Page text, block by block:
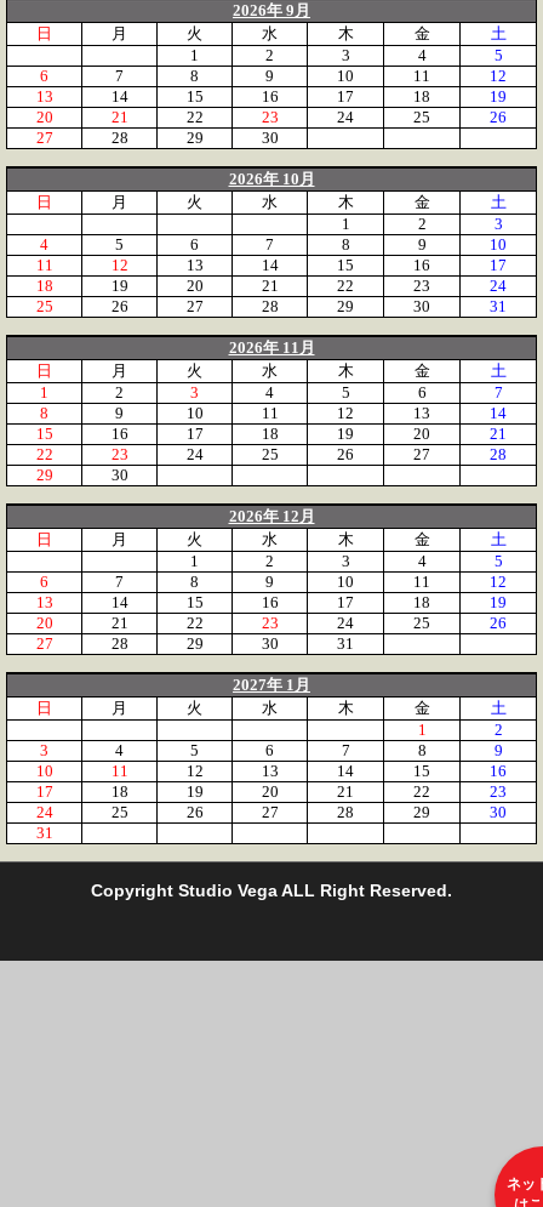
ネッ
2026年 9月
日
月 火 水 木 金
土
1
2 3 4
5
6
7 8 9 10 11
12
13
14 15 16 17 18
19
20
21 22 23 24 25
26
27
28 29 30
2026年 10月
日
月 火 水 木 金
土
1
2
3
4
5 6 7 8 9
10
11
12 13 14 15 16
17
18
19 20 21 22 23
24
25
26 27 28 29 30 31
2026年 11月
日
月 火 水 木 金
土
1
2 3 4 5 6
7
8
9 10 11 12 13
14
15
16 17 18 19 20
21
22
23 24 25 26 27
28
29
30
2026年 12月
日
月 火 水 木 金
土
1
2 3 4
5
6
7 8 9 10 11
12
13
14 15 16 17 18
19
20
21 22 23 24 25
26
27
28 29 30 31
2027年 1月
日
月 火 水 木 金
土
1
2
3
4 5 6 7 8
9
10
11 12 13 14 15
16
17
18 19 20 21 22
23
24
25 26 27 28 29
30
31
Copyright Studio Vega ALL Right Reserved.